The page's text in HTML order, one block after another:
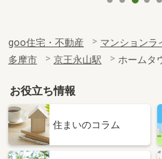
goo住宅・不動産 マンションラ
多摩市
京王永山駅 ホームタ
お役立ち情報
住まいのコラム